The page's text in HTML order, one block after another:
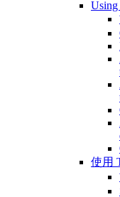
Using
使用